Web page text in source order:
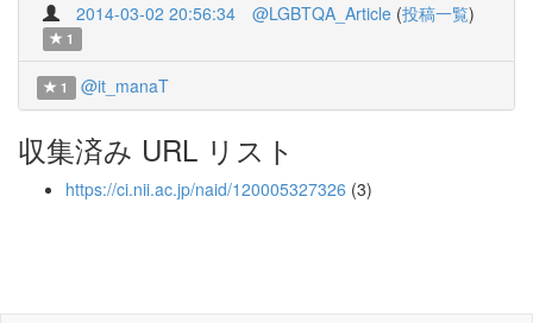
2014-03-02 20:56:34 @LGBTQA_Article (投稿一覧)
1
1 @it_manaT
収集済み URL リスト
https://ci.nii.ac.jp/naid/120005327326 (3)